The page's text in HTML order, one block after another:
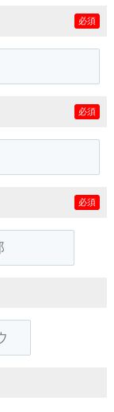
必須
必須
必須